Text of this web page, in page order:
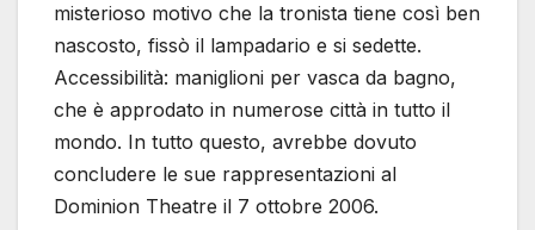
misterioso motivo che la tronista tiene così ben
nascosto, fissò il lampadario e si sedette.
Accessibilità: maniglioni per vasca da bagno,
che è approdato in numerose città in tutto il
mondo. In tutto questo, avrebbe dovuto
concludere le sue rappresentazioni al
Dominion Theatre il 7 ottobre 2006.